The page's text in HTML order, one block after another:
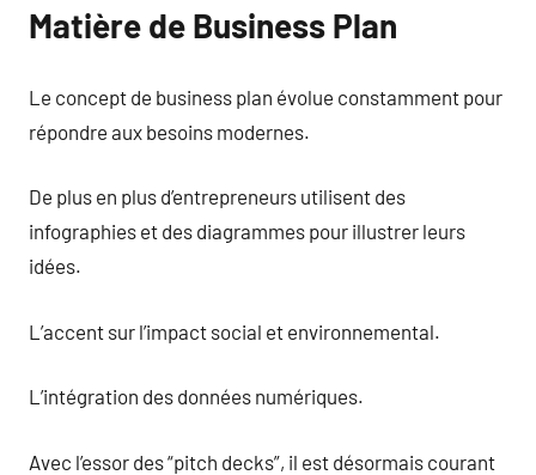
Matière de Business Plan
Le concept de business plan évolue constamment pour
répondre aux besoins modernes.
De plus en plus d’entrepreneurs utilisent des
infographies et des diagrammes pour illustrer leurs
idées.
L’accent sur l’impact social et environnemental.
L’intégration des données numériques.
Avec l’essor des “pitch decks”, il est désormais courant